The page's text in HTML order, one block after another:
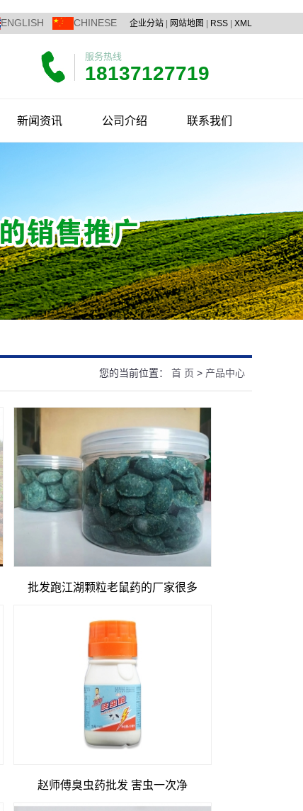
企业分站
网站地图 RSS XML
ENGLISH CHINESE
服务热线
18137127719
新闻资讯 公司介绍 联系我们
您的当前位置： 首 页 > 产品中心
批发跑江湖颗粒老鼠药的厂家很多
赵师傅臭虫药批发 害虫一次净